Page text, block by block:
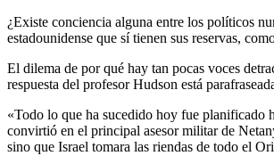
¿Existe conciencia alguna entre los políticos
estadounidense que sí tienen sus reservas,
El dilema de por qué hay tan pocas voces
respuesta del profesor Hudson está
«Todo lo que ha sucedido hoy fue planificado
convirtió en el principal asesor militar de
sino que Israel tomara las riendas de todo el